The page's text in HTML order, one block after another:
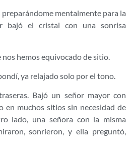
mentalmente para la
bajó el cristal con una sonrisa
hemos equivocado de sitio.
ya relajado solo por el tono.
Bajó un señor mayor con
en muchos sitios sin necesidad de
lado, una señora con la misma
sonrieron, y ella preguntó,